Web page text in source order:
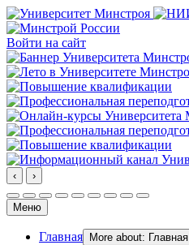
Войти на сайт
‹ ›
Меню
Главная More about: Главная